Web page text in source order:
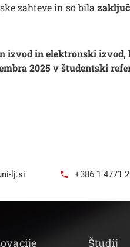
zahteve in so bila
izvod in elektronski
2025 v študentski
lj.si +386 1 4771
Študij